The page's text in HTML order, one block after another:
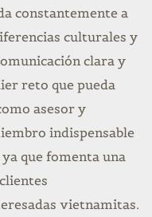
constantemente a
culturales y
clara y
reto que pueda
asesor y
indispensable
que fomenta una
vietnamitas.